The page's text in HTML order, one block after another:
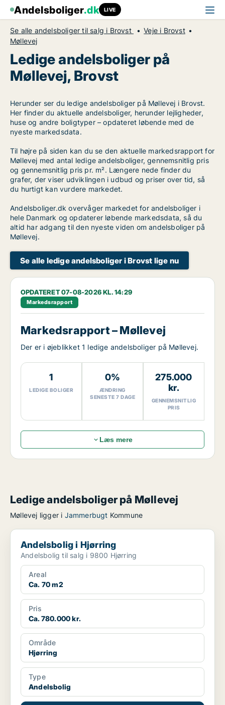
Andelsboliger.dk LIVE
Se alle andelsboliger til salg i Brovst
Veje i Brovst
Møllevej
Ledige andelsboliger på
Møllevej, Brovst
Herunder ser du ledige andelsboliger på Møllevej i Brovst.
Her finder du aktuelle andelsboliger, herunder lejligheder,
huse og andre boligtyper – opdateret løbende med de
nyeste markedsdata.
Til højre på siden kan du se den aktuelle markedsrapport for
Møllevej med antal ledige andelsboliger, gennemsnitlig pris
og gennemsnitlig pris pr. m². Længere nede finder du
grafer, der viser udviklingen i udbud og priser over tid, så
du hurtigt kan vurdere markedet.
Andelsboliger.dk overvåger markedet for andelsboliger i
hele Danmark og opdaterer løbende markedsdata, så du
altid har adgang til den nyeste viden om andelsboliger på
Møllevej.
Se alle ledige andelsboliger i Brovst lige nu
OPDATERET 07-08-2026 KL. 14:29
Markedsrapport
Markedsrapport – Møllevej
Der er i øjeblikket 1 ledige andelsboliger på Møllevej.
1
LEDIGE BOLIGER
0%
ÆNDRING
SENESTE 7 DAGE
275.000
kr.
GENNEMSNITLIG
PRIS
Læs mere
Ledige andelsboliger på Møllevej
Møllevej ligger i Jammerbugt Kommune
Andelsbolig i Hjørring
Andelsbolig i Hjørring
Andelsbolig til salg i 9800 Hjørring
Areal
Ca. 70 m2
Pris
Ca. 780.000 kr.
Område
Hjørring
Type
Andelsbolig